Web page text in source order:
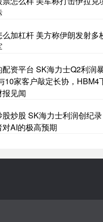
加杠杆 美方称伊朗发射多
资平台 SK海力士Q2利润
10家客户敲定长协，HBM4
见闻
炒股 SK海力士利润创纪
AI的极高预期